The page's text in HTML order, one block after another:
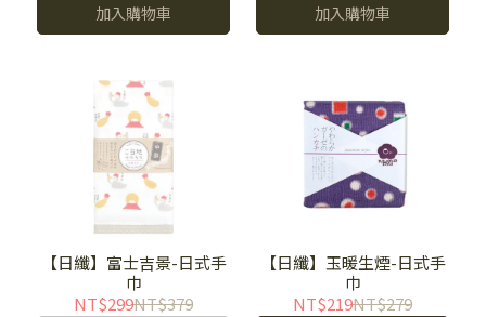
加入購物車 加入購物車
【日纖】富士吉景-日式手
巾
NT$299NT$379
【日纖】玉暖生煙-日式手
巾
NT$219NT$279